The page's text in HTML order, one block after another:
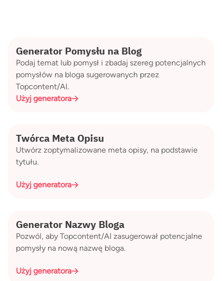
Generator Pomysłu na Blog
Podaj temat lub pomysł i zbadaj szereg potencjalnych
pomysłów na bloga sugerowanych przez
Topcontent/AI.
Użyj generatora
Twórca Meta Opisu
Utwórz zoptymalizowane meta opisy, na podstawie
tytułu.
Użyj generatora
Generator Nazwy Bloga
Pozwól, aby Topcontent/AI zasugerował potencjalne
pomysły na nową nazwę bloga.
Użyj generatora